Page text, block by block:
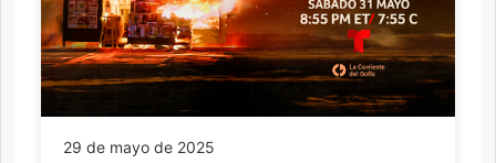
29 de mayo de 2025